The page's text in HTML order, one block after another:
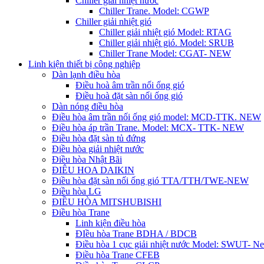
Chiller Trane. Model: CGWP
Chiller giải nhiệt gió
Chiller giải nhiệt gió Model: RTAG
Chiller giải nhiệt gió. Model: SRUB
Chiller Trane Model: CGAT- NEW
Linh kiện thiết bị công nghiệp
Dàn lạnh điều hòa
Điều hoà âm trần nối ống gió
Điều hoà đặt sàn nối ống gió
Dàn nóng điều hòa
Điều hòa âm trần nối ống gió model: MCD-TTK. NEW
Điều hòa áp trần Trane. Model: MCX- TTK- NEW
Điều hòa đặt sàn tủ đứng
Điều hòa giải nhiệt nước
Điều hòa Nhật Bãi
ĐIÊU HOA DAIKIN
Điều hòa đặt sàn nối ống gió TTA/TTH/TWE-NEW
Điều hòa LG
ĐIỀU HÒA MITSHUBISHI
Điều hòa Trane
Linh kiện điều hòa
ĐIều hòa Trane BDHA / BDCB
Điều hòa 1 cục giải nhiệt nước Model: SWUT-
Điều hòa Trane CFEB